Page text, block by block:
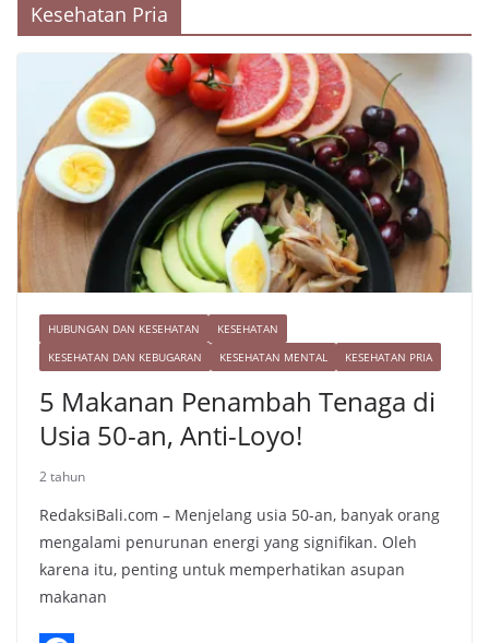
Kesehatan Pria
HUBUNGAN DAN KESEHATAN
KESEHATAN
KESEHATAN DAN KEBUGARAN
KESEHATAN MENTAL KESEHATAN PRIA
5 Makanan Penambah Tenaga di
Usia 50-an, Anti-Loyo!
2 tahun
RedaksiBali.com – Menjelang usia 50-an, banyak orang
mengalami penurunan energi yang signifikan. Oleh
karena itu, penting untuk memperhatikan asupan
makanan